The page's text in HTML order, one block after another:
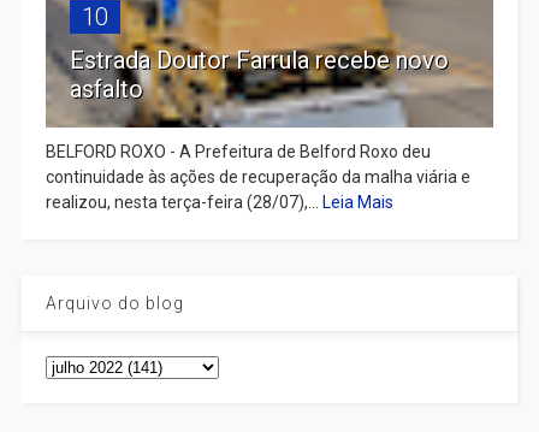
10
Estrada Doutor Farrula recebe novo
asfalto
BELFORD ROXO - A Prefeitura de Belford Roxo deu
continuidade às ações de recuperação da malha viária e
realizou, nesta terça-feira (28/07),... Leia Mais
Arquivo do blog